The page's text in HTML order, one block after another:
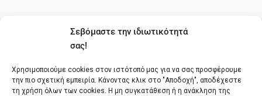
Σεβόμαστε την ιδιωτικότητά
σας!
Χρησιμοποιούμε cookies στον ιστότοπό μας για να σας προσφέρουμε
την πιο σχετική εμπειρία. Κάνοντας κλικ στο "Αποδοχή", αποδέχεστε
τη χρήση όλων των cookies. Η μη συγκατάθεση ή η ανάκληση της
Πολιτική cookies